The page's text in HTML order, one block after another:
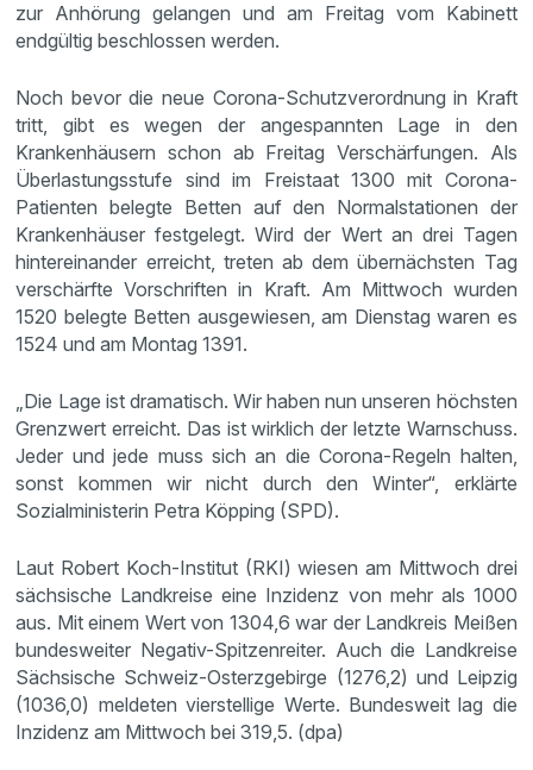
zur Anhörung gelangen und am Freitag vom Kabinett
endgültig beschlossen werden.
Noch bevor die neue Corona-Schutzverordnung in Kraft
tritt, gibt es wegen der angespannten Lage in den
Krankenhäusern schon ab Freitag Verschärfungen. Als
Überlastungsstufe sind im Freistaat 1300 mit Corona-
Patienten belegte Betten auf den Normalstationen der
Krankenhäuser festgelegt. Wird der Wert an drei Tagen
hintereinander erreicht, treten ab dem übernächsten Tag
verschärfte Vorschriften in Kraft. Am Mittwoch wurden
1520 belegte Betten ausgewiesen, am Dienstag waren es
1524 und am Montag 1391.
„Die Lage ist dramatisch. Wir haben nun unseren höchsten
Grenzwert erreicht. Das ist wirklich der letzte Warnschuss.
Jeder und jede muss sich an die Corona-Regeln halten,
sonst kommen wir nicht durch den Winter“, erklärte
Sozialministerin Petra Köpping (SPD).
Laut Robert Koch-Institut (RKI) wiesen am Mittwoch drei
sächsische Landkreise eine Inzidenz von mehr als 1000
aus. Mit einem Wert von 1304,6 war der Landkreis Meißen
bundesweiter Negativ-Spitzenreiter. Auch die Landkreise
Sächsische Schweiz-Osterzgebirge (1276,2) und Leipzig
(1036,0) meldeten vierstellige Werte. Bundesweit lag die
Inzidenz am Mittwoch bei 319,5. (dpa)